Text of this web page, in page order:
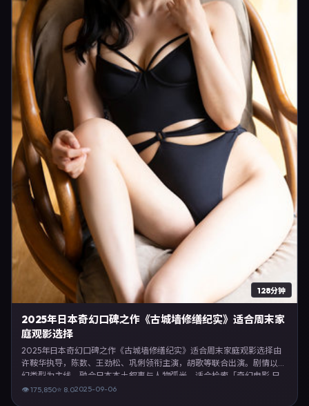
128分钟
2025年日本奇幻口碑之作《古城墙修缮纪实》适合周末家
庭观影选择
2025年日本奇幻口碑之作《古城墙修缮纪实》适合周末家庭观影选择由
许鞍华执导，陈数、王劲松、巩俐领衔主演，胡歌等联合出演。剧情以奇
幻类型为主线，融合日本本土叙事与人物弧光，适合检索「奇幻电影 日
本 许鞍华 陈数」等关键词的观众。2025年9月6日于日本主流院线上映，
👁175,850⭐ 8.02025-09-06